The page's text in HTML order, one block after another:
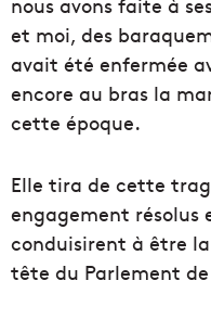
et moi, des
avait été enfermée
encore au bras la
cette époque.
Elle tira de cette
engagement résolus
conduisirent à être
tête du Parlement